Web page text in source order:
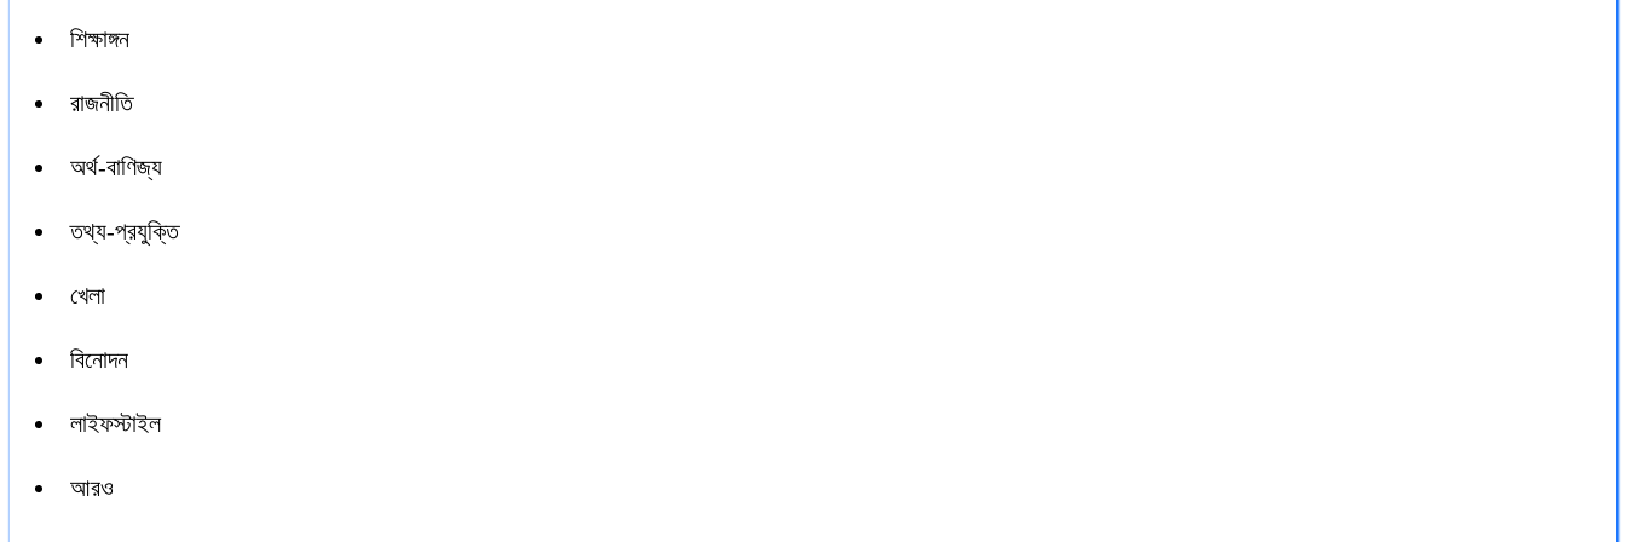
শিক্ষাঙ্গন
রাজনীতি
অর্থ-বাণিজ্য
তথ্য-প্রযুক্তি
খেলা
বিনোদন
লাইফস্টাইল
আরও